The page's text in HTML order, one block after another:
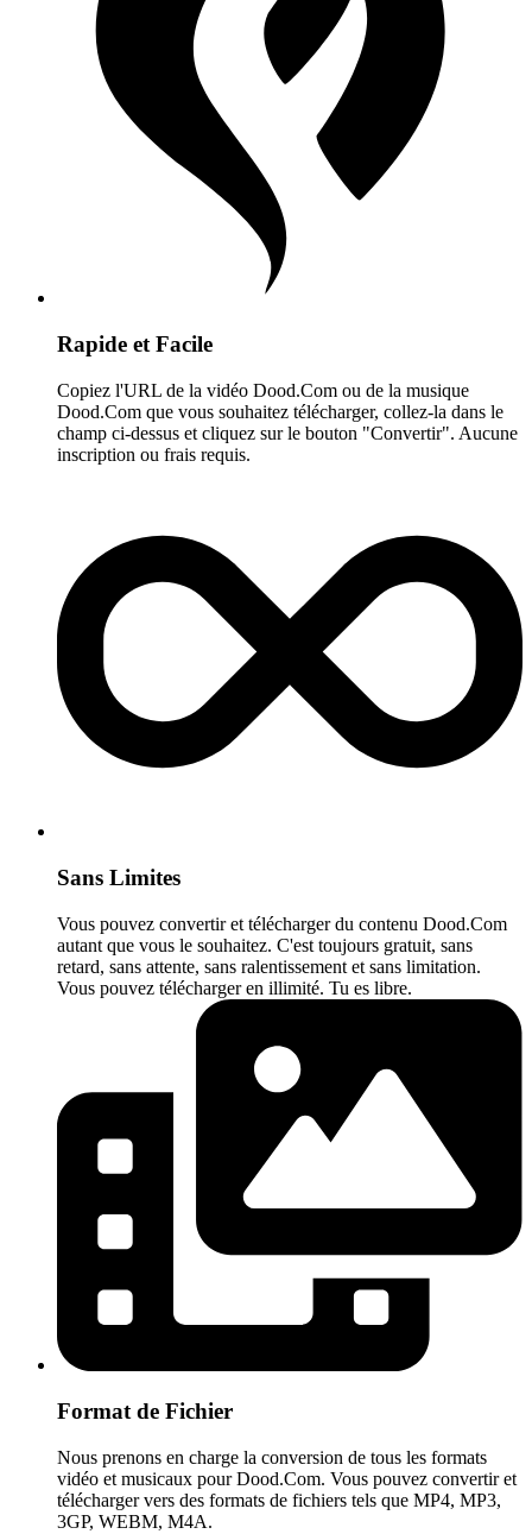
Rapide et Facile
Copiez l'URL de la vidéo Dood.Com ou de la musique
Dood.Com que vous souhaitez télécharger, collez-la dans le
champ ci-dessus et cliquez sur le bouton "Convertir". Aucune
inscription ou frais requis.
Sans Limites
Vous pouvez convertir et télécharger du contenu Dood.Com
autant que vous le souhaitez. C'est toujours gratuit, sans
retard, sans attente, sans ralentissement et sans limitation.
Vous pouvez télécharger en illimité. Tu es libre.
Format de Fichier
Nous prenons en charge la conversion de tous les formats
vidéo et musicaux pour Dood.Com. Vous pouvez convertir et
télécharger vers des formats de fichiers tels que MP4, MP3,
3GP, WEBM, M4A.